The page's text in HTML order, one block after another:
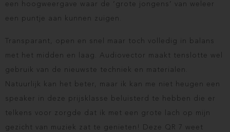
een hoogweergave waar de ‘grote jongens’ van weleer
een puntje aan kunnen zuigen.
Transparant, open en snel maar toch volledig in balans
met het midden en laag. Audiovector maakt tenslotte wel
gebruik van de nieuwste techniek en materialen.
Natuurlijk kan het beter, maar ik kan me niet heugen een
speaker in deze prijsklasse beluisterd te hebben die er
telkens voor zorgde dat ik met een grote lach op mijn
gezicht van muziek zat te genieten! Deze QR 7 weet